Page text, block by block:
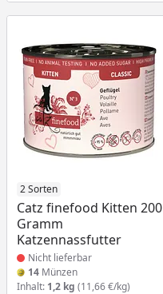
2 Sorten
Catz finefood Kitten 200
Gramm
Katzennassfutter
Produkt nicht lieferbar
Nicht lieferbar
14 Münzen
Inhalt: 1,2 kg (11,66 €/kg)